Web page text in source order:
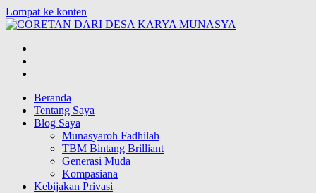
Lompat ke konten
Blog Wong Ndeso yang ingin berbagi berbagai hal di sekitarnya
Beranda
Tentang Saya
Blog Saya
Munasyaroh Fadhilah
TBM Bintang Brilliant
Generasi Muda
Kompasiana
Kebijakan Privasi